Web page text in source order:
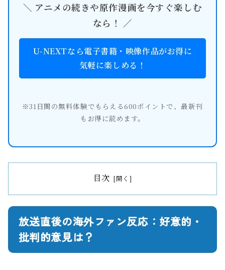
＼ アニメの続きや原作漫画を今すぐ楽しむ
なら！ ／
U-NEXTなら電子書籍・映像作品がお得に
気軽に楽しめる！
※31日間の無料体験でもらえる600ポイントで、最新刊
もお得に読めます。
目次
放送直後の海外ファン反応：好意的・
批判的意見は？